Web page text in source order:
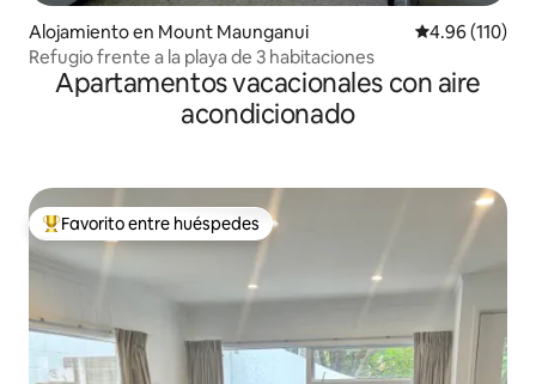
Alojamiento en Mount Maunganui Calificación
4.96 (110)
Refugio frente a la playa de 3 habitaciones
Apartamentos vacacionales con aire
acondicionado
Favorito entre huéspedes preferido
Favorito entre huéspedes